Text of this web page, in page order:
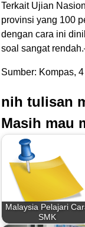
Terkait Ujian
provinsi yang 100
dengan cara ini
soal sangat
Sumber: Kompas,
nih tulisan
Masih mau
Malaysia Pelajari
SMK